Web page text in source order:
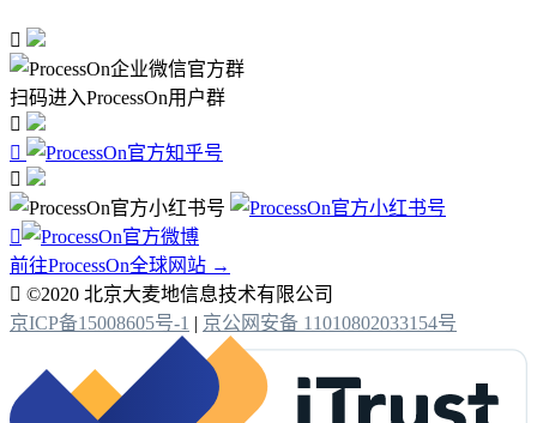

扫码进入ProcessOn用户群




前往ProcessOn全球网站 →
 ©2020 北京大麦地信息技术有限公司
京ICP备15008605号-1 | 京公网安备 11010802033154号